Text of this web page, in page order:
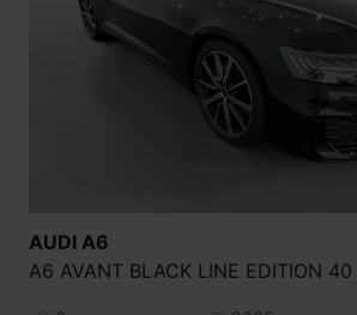
AUDI A6